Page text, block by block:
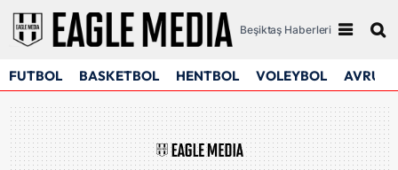
Beşiktaş Haberleri
FUTBOL BASKETBOL HENTBOL VOLEYBOL